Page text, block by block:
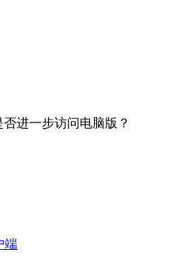
进一步访问电脑版？
端